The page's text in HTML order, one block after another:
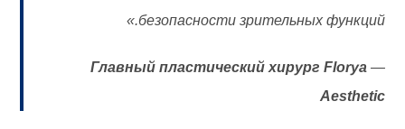
безопасности зрительных функций.»
—
Главный пластический хирург Florya
Aesthetic